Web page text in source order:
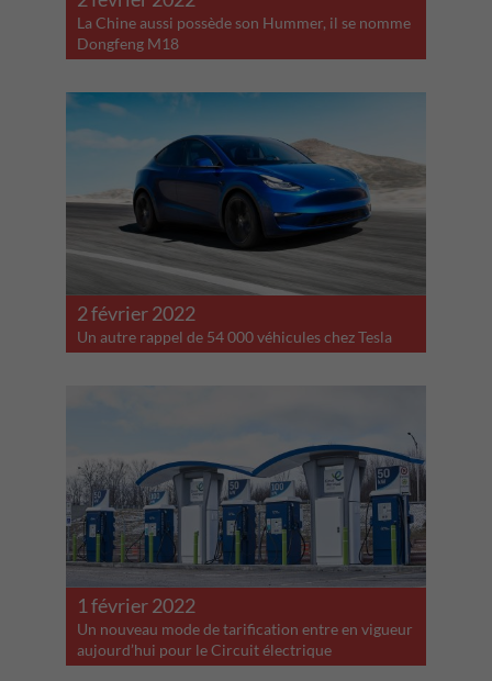
La Chine aussi possède son Hummer, il se nomme
Dongfeng M18
2 février 2022
Un autre rappel de 54 000 véhicules chez Tesla
1 février 2022
Un nouveau mode de tarification entre en vigueur
aujourd’hui pour le Circuit électrique